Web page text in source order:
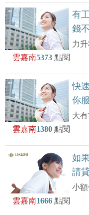
有
錢
力
雲嘉南5373 點閱
快
你
大
雲嘉南1380 點閱
如
請
小
雲嘉南1666 點閱